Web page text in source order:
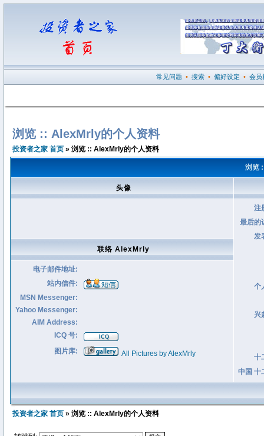
常见问题 • 搜索 • 偏好设定 • 会员
浏览 :: AlexMrly的个人资料
投资者之家 首页 » 浏览 :: AlexMrly的个人资料
浏览
头像
注
最后的
发
个
兴
十
中国 十
联络 AlexMrly
电子邮件地址:
站内信件:
MSN Messenger:
Yahoo Messenger:
AIM Address:
ICQ 号:
图片库:
All Pictures by AlexMrly
投资者之家 首页 » 浏览 :: AlexMrly的个人资料